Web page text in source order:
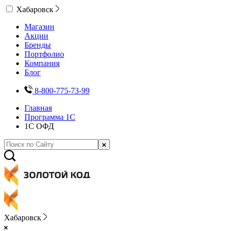
Хабаровск
Магазин
Акции
Бренды
Портфолио
Компания
Блог
8-800-775-73-99
Главная
Программа 1С
1С ОФД
Хабаровск